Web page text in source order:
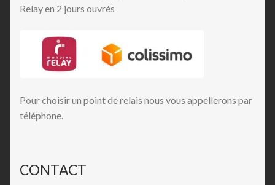
Relay en 2 jours ouvrés
Pour choisir un point de relais nous vous appellerons par
téléphone.
CONTACT